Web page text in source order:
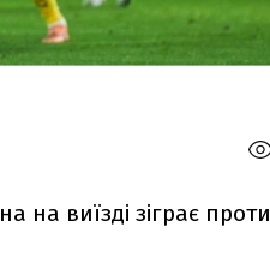
на виїзді зіграє проти